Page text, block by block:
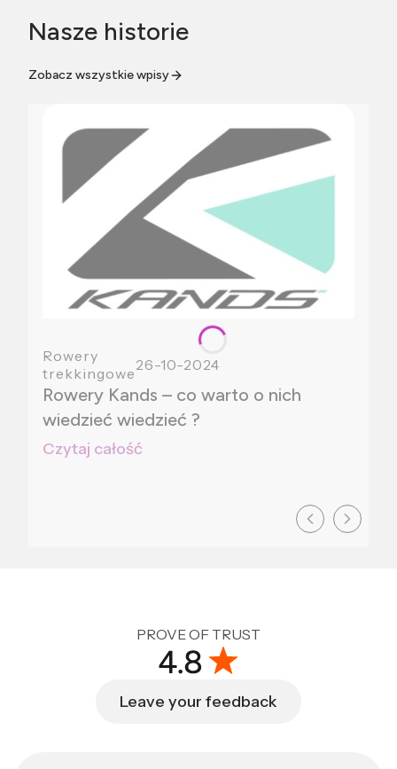
Nasze historie
Zobacz wszystkie wpisy
Rowery
trekkingowe26-10-2024
Rowery Kands – co warto o nich
wiedzieć wiedzieć ?
Czytaj całość
PROVE OF TRUST
Leave your feedback